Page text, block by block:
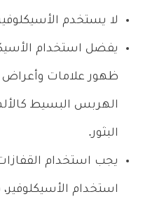
لا يستخدم
يفضل استخدام
ظهور علامات وأعراض
الهربس البسيط
البثور.
يجب استخدام
استخدام